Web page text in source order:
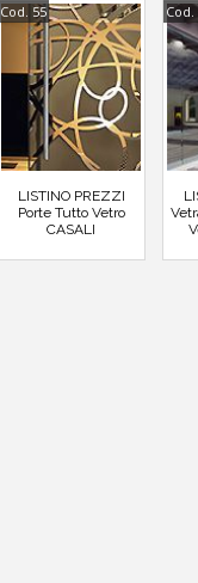
Cod. 55
LISTINO PREZZI
Porte Tutto Vetro
CASALI
Cod.